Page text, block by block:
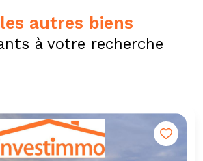
autres biens
à votre recherche